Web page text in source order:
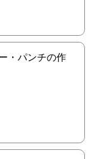
・パンチの作